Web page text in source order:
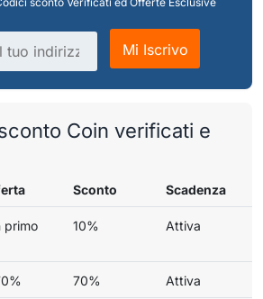
Mi Iscrivo
Coin verificati e
Sconto Scadenza
primo
10% Attiva
70% Attiva